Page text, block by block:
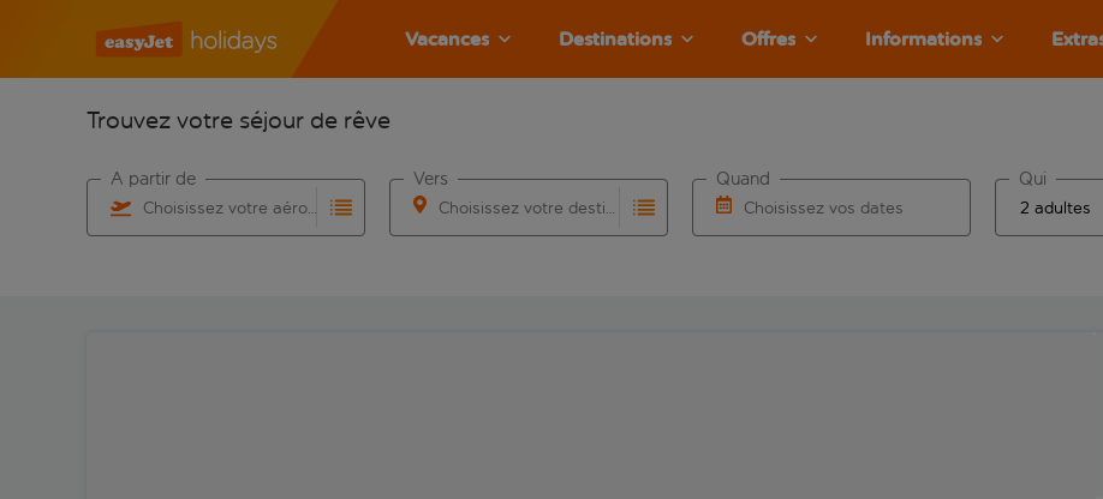
Vacances Destinations Offres Informations
Trouvez votre séjour de rêve
Choisissez votre aéroport
À partir de
Choisissez votre destination
Vers
Choisissez vos dates
Quand Qui